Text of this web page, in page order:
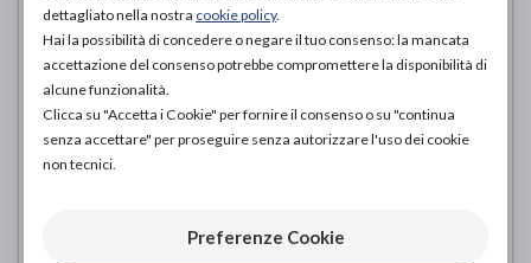
dettagliato nella nostra cookie policy.
Hai la possibilità di concedere o negare il tuo consenso: la mancata
accettazione del consenso potrebbe compromettere la disponibilità di
alcune funzionalità.
Clicca su "Accetta i Cookie" per fornire il consenso o su "continua
senza accettare" per proseguire senza autorizzare l'uso dei cookie
non tecnici.
Preferenze Cookie